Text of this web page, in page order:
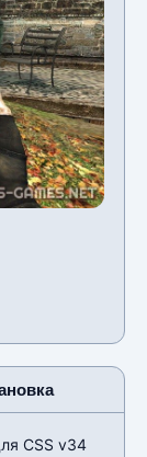
CSS v34